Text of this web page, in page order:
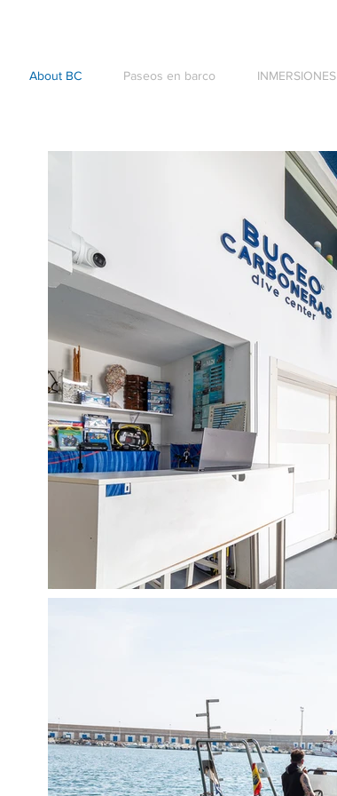
About BC Paseos en barco INMERSIONES